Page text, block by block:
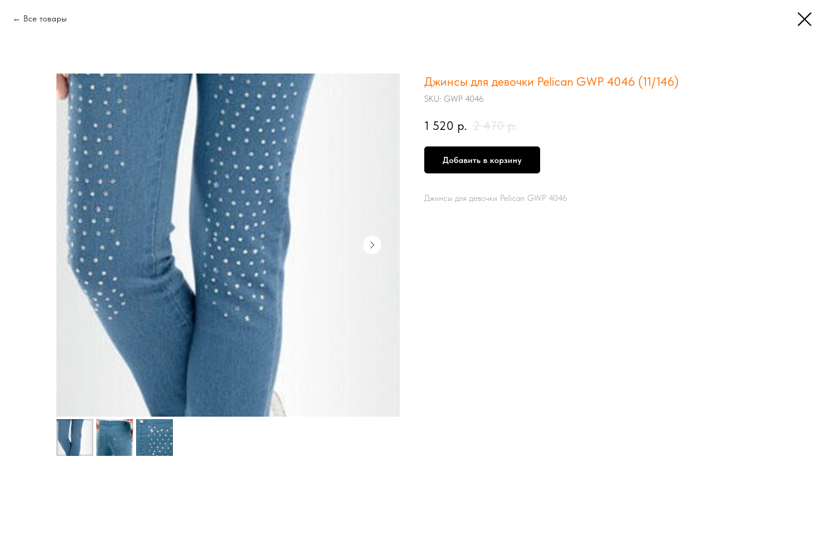
Все товары
Джинсы для девочки Pelican GWP 4046 (11/146)
SKU: GWP 4046
1 520 р. 2 470 р.
Добавить в корзину
Джинсы для девочки Pelican GWP 4046